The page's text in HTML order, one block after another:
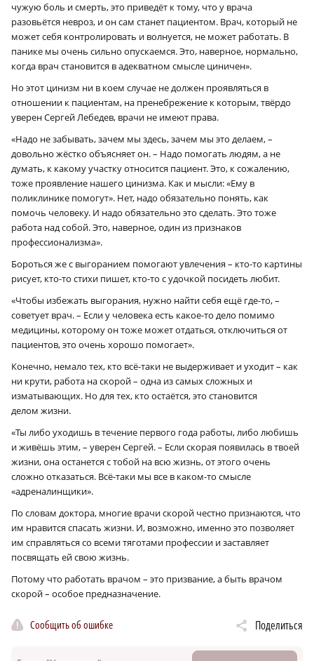
чужую боль и смерть, это приведёт к тому, что у врача
разовьётся невроз, и он сам станет пациентом. Врач, который не
может себя контролировать и волнуется, не может работать. В
панике мы очень сильно опускаемся. Это, наверное, нормально,
когда врач становится в адекватном смысле циничен».
Но этот цинизм ни в коем случае не должен проявляться в
отношении к пациентам, на пренебрежение к которым, твёрдо
уверен Сергей Лебедев, врачи не имеют права.
«Надо не забывать, зачем мы здесь, зачем мы это делаем, –
довольно жёстко объясняет он. – Надо помогать людям, а не
думать, к какому участку относится пациент. Это, к сожалению,
тоже проявление нашего цинизма. Как и мысли: «Ему в
поликлинике помогут». Нет, надо обязательно понять, как
помочь человеку. И надо обязательно это сделать. Это тоже
работа над собой. Это, наверное, один из признаков
профессионализма».
Бороться же с выгоранием помогают увлечения – кто-то картины
рисует, кто-то стихи пишет, кто-то с удочкой посидеть любит.
«Чтобы избежать выгорания, нужно найти себя ещё где-то, –
советует врач. – Если у человека есть какое-то дело помимо
медицины, которому он тоже может отдаться, отключиться от
пациентов, это очень хорошо помогает».
Конечно, немало тех, кто всё-таки не выдерживает и уходит – как
ни крути, работа на скорой – одна из самых сложных и
изматывающих. Но для тех, кто остаётся, это становится
делом жизни.
«Ты либо уходишь в течение первого года работы, либо любишь
и живёшь этим, – уверен Сергей. – Если скорая появилась в твоей
жизни, она останется с тобой на всю жизнь, от этого очень
сложно отказаться. Всё-таки мы все в каком-то смысле
«адреналинщики».
По словам доктора, многие врачи скорой честно признаются, что
им нравится спасать жизни. И, возможно, именно это позволяет
им справляться со всеми тяготами профессии и заставляет
посвящать ей свою жизнь.
Потому что работать врачом – это призвание, а быть врачом
скорой – особое предназначение.
Сообщить об ошибке Поделиться